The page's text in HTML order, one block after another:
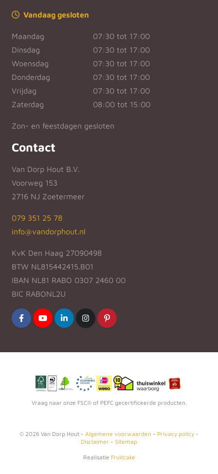
Vandaag gesloten
Maandag
07:30 tot 17:00
Dinsdag
07:30 tot 17:00
Woensdag
07:30 tot 17:00
Donderdag
07:30 tot 17:00
Vrijdag
07:30 tot 17:00
Zaterdag
08:00 tot 15:00
Zon- en feestdagen gesloten
Contact
Van Dorp Hout B.V.
Voorweg 153
2716 NJ Zoetermeer
079 351 25 78
info@vandorphout.nl
KvK Den Haag 27090498
BTW NL815442415.B01
IBAN NL81 RABO 0307 2460 00
BIC RABONL2U
Vraag naar onze FSC® of PEFC gecertificeerde producten.
© 2026 Van Dorp Hout - Algemene voorwaarden - Privacy policy -
Disclaimer - Sitemap
Realisatie Fruitcake